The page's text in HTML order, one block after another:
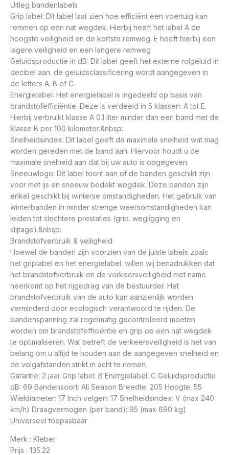
Uitleg bandenlabels
Grip label: Dit label laat zien hoe efficiënt een voertuig kan
remmen op een nat wegdek. Hierbij heeft het label A de
hoogste veiligheid en de kortste remweg. E heeft hierbij een
lagere veiligheid en een langere remweg
Geluidsproductie in dB: Dit label geeft het externe rolgeluid in
decibel aan. de geluidsclassificering wordt aangegeven in
de letters A. B of C.
Energielabel: Het energielabel is ingedeeld op basis van
brandstofefficiëntie. Deze is verdeeld in 5 klassen: A tot E.
Hierbij verbruikt klasse A 0.1 liter minder dan een band met de
klasse B per 100 kilometer.&nbsp:
Snelheidsindex: Dit label geeft de maximale snelheid wat mag
worden gereden met de band aan. Hiervoor houdt u de
maximale snelheid aan dat bij uw auto is opgegeven.
Sneeuwlogo: Dit label toont aan of de banden geschikt zijn
voor met ijs en sneeuw bedekt wegdek. Deze banden zijn
enkel geschikt bij winterse omstandigheden. Het gebruik van
winterbanden in minder strenge weersomstandigheden kan
leiden tot slechtere prestaties (grip. wegligging en
slijtage).&nbsp:
Brandstofverbruik & veiligheid
Hoewel de banden zijn voorzien van de juiste labels zoals
het griplabel en het energielabel. willen wij benadrukken dat
het brandstofverbruik en de verkeersveiligheid met name
neerkomt op het rijgedrag van de bestuurder. Het
brandstofverbruik van de auto kan aanzienlijk worden
verminderd door ecologisch verantwoord te rijden. De
bandenspanning zal regelmatig gecontroleerd moeten
worden om brandstofefficiëntie en grip op een nat wegdek
te optimaliseren. Wat betreft de verkeersveiligheid is het van
belang om u altijd te houden aan de aangegeven snelheid en
de volgafstanden strikt in acht te nemen.
Garantie: 2 jaar Grip label: B Energielabel: C Geluidsproductie
dB: 69 Bandensoort: All Season Breedte: 205 Hoogte: 55
Wieldiameter: 17 Inch velgen: 17 Snelheidsindex: V (max 240
km/h) Draagvermogen (per band): 95 (max 690 kg)
Universeel toepasbaar
Merk : Kleber
Prijs : 135.22